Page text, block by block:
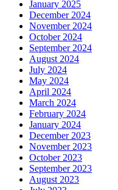
January 2025
December 2024
November 2024
October 2024
September 2024
August 2024
July 2024
May 2024
April 2024
March 2024
February 2024
January 2024
December 2023
November 2023
October 2023
September 2023
August 2023